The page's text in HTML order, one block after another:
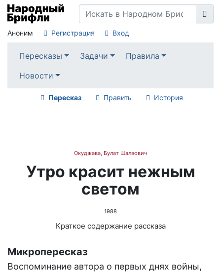
Аноним Регистрация Вход
Пересказы Задачи
Правила
Новости
Пересказ Править История
Окуджава, Булат Шалвович
Утро красит нежным
светом
1988
Краткое содержание рассказа
Микропересказ
Воспоминание автора о первых днях войны,